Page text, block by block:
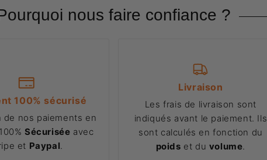
nous faire confiance ?
100% sécurisé
de nos paiements en
Sécurisée avec
et Paypal
Livraison
Les frais de livraison sont
indiqués avant le paiement. Ils
sont calculés en fonction du
poids et du volume.